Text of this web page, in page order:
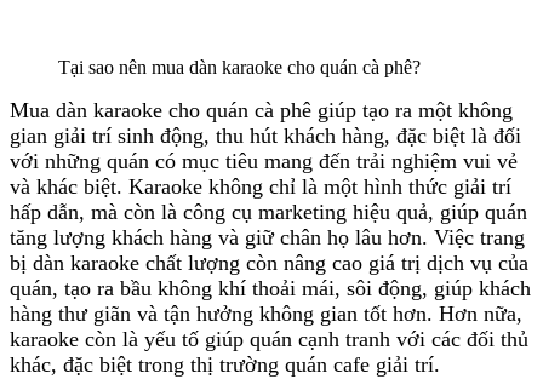
Tại sao nên mua dàn karaoke cho quán cà phê?
Mua dàn karaoke cho quán cà phê giúp tạo ra một không
gian giải trí sinh động, thu hút khách hàng, đặc biệt là đối
với những quán có mục tiêu mang đến trải nghiệm vui vẻ
và khác biệt. Karaoke không chỉ là một hình thức giải trí
hấp dẫn, mà còn là công cụ marketing hiệu quả, giúp quán
tăng lượng khách hàng và giữ chân họ lâu hơn. Việc trang
bị dàn karaoke chất lượng còn nâng cao giá trị dịch vụ của
quán, tạo ra bầu không khí thoải mái, sôi động, giúp khách
hàng thư giãn và tận hưởng không gian tốt hơn. Hơn nữa,
karaoke còn là yếu tố giúp quán cạnh tranh với các đối thủ
khác, đặc biệt trong thị trường quán cafe giải trí.